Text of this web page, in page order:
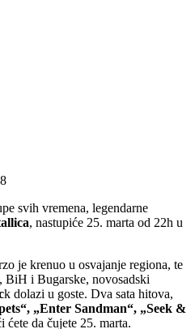
svih vremena, legendarne
, nastupiće 25. marta od 22h u
je krenuo u osvajanje regiona, te
BiH i Bugarske, novosadski
k dolazi u goste. Dva sata hitova,
„Enter Sandman“, „Seek &
da čujete 25. marta.